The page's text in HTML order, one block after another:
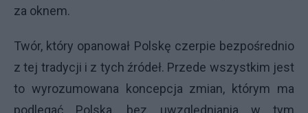
za oknem.
Twór, który opanował Polskę czerpie bezpośrednio
z tej tradycji i z tych źródeł. Przede wszystkim jest
to wyrozumowana koncepcja zmian, którym ma
podlegać Polska, bez uwzględniania w tym